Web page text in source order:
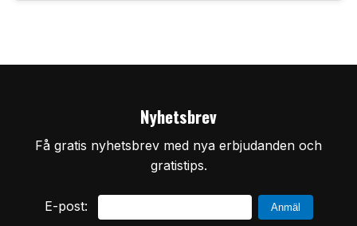
Nyhetsbrev
Få gratis nyhetsbrev med nya erbjudanden och
gratistips.
E-post: